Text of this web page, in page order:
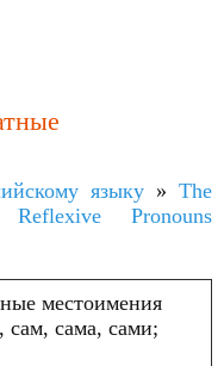
языку » The
Reflexive Pronouns
местоимения
сам, сама, сами;